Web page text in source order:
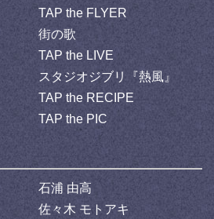
TAP the FLYER
街の歌
TAP the LIVE
スタジオジブリ『熱風』
TAP the RECIPE
TAP the PIC
石浦 由高
佐々木 モトアキ